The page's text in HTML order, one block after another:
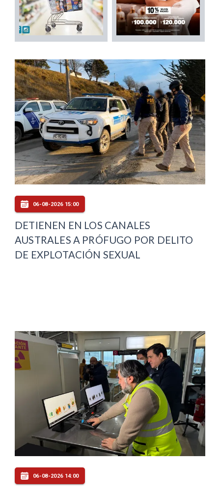
06-08-2026 15:00
DETIENEN EN LOS CANALES
AUSTRALES A PRÓFUGO POR DELITO
DE EXPLOTACIÓN SEXUAL
06-08-2026 14:00